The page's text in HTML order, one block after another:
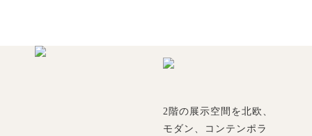
2階の展示空間を北欧、
モダン、コンテンポラ